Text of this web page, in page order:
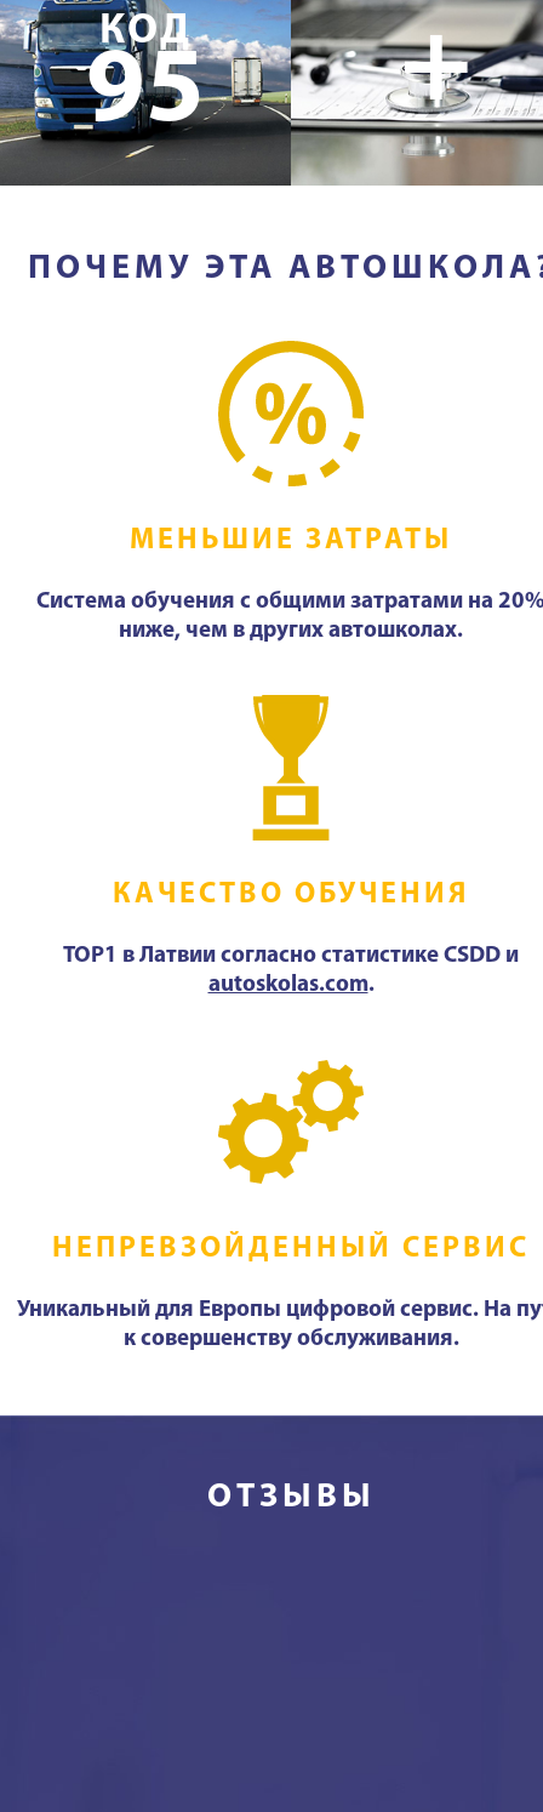
КОД
95 +
ПОЧЕМУ ЭТА
МЕНЬШИЕ ЗАТРАТЫ
Система обучения с общими затратами на
ниже, чем в других автошколах.
КАЧЕСТВО ОБУЧЕНИЯ
TOP1 в Латвии согласно статистике CSDD и
autoskolas.com.
НЕПРЕВЗОЙДЕННЫЙ СЕРВИС
Уникальный для Европы цифровой сервис. На
к совершенству обслуживания.
ОТЗЫВЫ